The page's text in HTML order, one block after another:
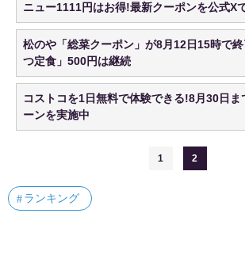
ニュー1111円はお得!最新クーポンを公式X
日まで》
松のや「総菜クーポン」が8月12日15時で
つ定食」500円は継続
コストコを1日無料で体験できる!8月30日
ーンを実施中
1 2
ランキング